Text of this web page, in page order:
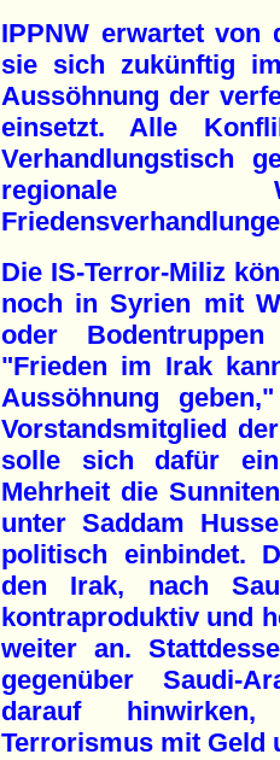
IPPNW erwartet von
sie sich zukünftig
Aussöhnung der
einsetzt. Alle
Verhandlungstisch
regionale
Die IS-Terror-Miliz
noch in Syrien mit
oder
"Frieden im Irak
Aussöhnung
Vorstandsmitglied
solle sich dafür
Mehrheit die
unter Saddam
politisch einbindet.
den Irak, nach
kontraproduktiv und
weiter an.
gegenüber Saudi-
darauf
Terrorismus mit Geld